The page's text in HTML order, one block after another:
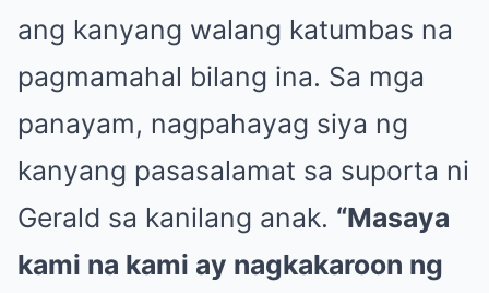
ang kanyang walang katumbas na
pagmamahal bilang ina. Sa mga
panayam, nagpahayag siya ng
kanyang pasasalamat sa suporta ni
Gerald sa kanilang anak. “Masaya
kami na kami ay nagkakaroon ng